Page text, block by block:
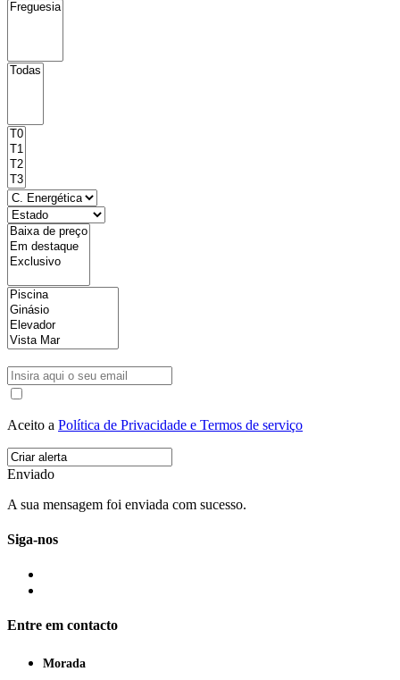
Aceito a Política de Privacidade e Termos de serviço
Enviado
A sua mensagem foi enviada com sucesso.
Siga-nos
Entre em contacto
Morada